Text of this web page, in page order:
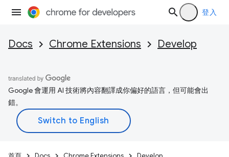
登入
Docs Chrome Extensions Develop
Google 會運用 AI 技術將內容翻譯成你偏好的語言，但可能會出
錯。